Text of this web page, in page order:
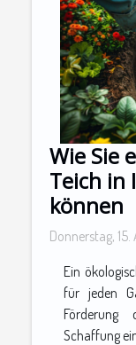
Wie Sie
Teich in
können
Donnerstag, 15.
Ein
für jeden
Schaffung